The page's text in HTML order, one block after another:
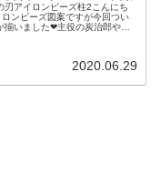
アイロンビーズ柱2こんにち
ンビーズ図案ですが今回つい
揃いました❤主役の炭治郎やね
2020.06.29